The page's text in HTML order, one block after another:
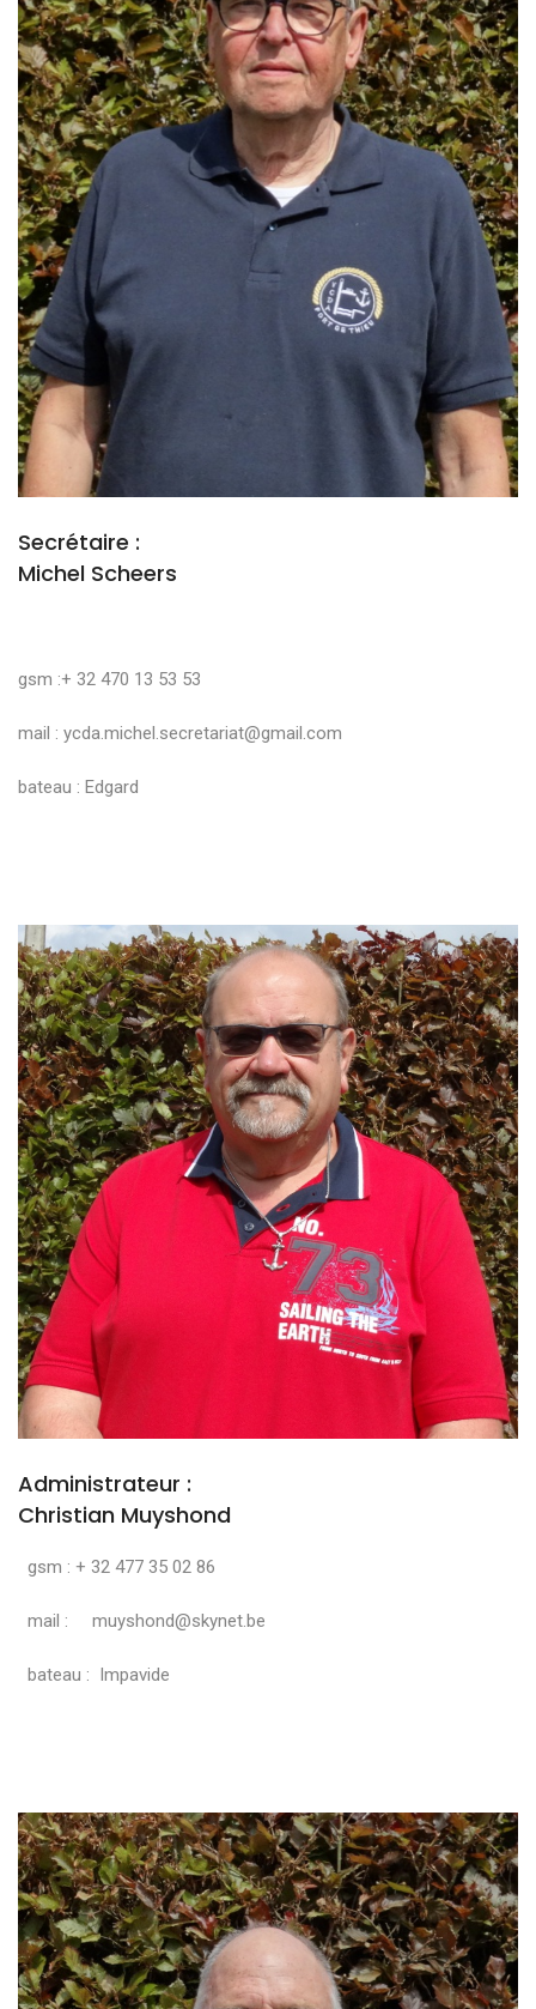
Secrétaire :
Michel Scheers
gsm :+ 32 470 13 53 53
mail : ycda.michel.secretariat@gmail.com
bateau : Edgard
Administrateur :
Christian Muyshond
gsm : + 32 477 35 02 86
mail : muyshond@skynet.be
bateau : Impavide